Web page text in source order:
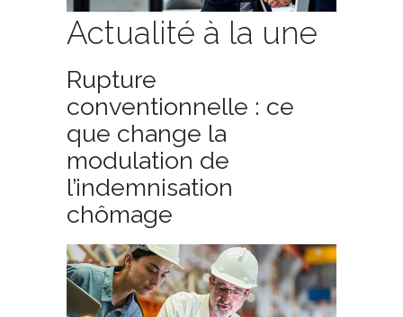
Actualité à la une
Rupture
conventionnelle : ce
que change la
modulation de
l’indemnisation
chômage